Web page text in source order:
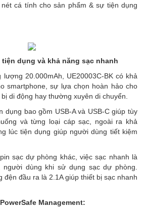
cá tính cho sản phẩm & sự tiện dụng
dụng và khả năng sạc nhanh
20.000mAh, UE20003C-BK có khả
smartphone, sự lựa chọn hoàn hảo cho
di động hay thường xuyên di chuyển.
dụng bao gồm USB-A và USB-C giúp tùy
và từng loại cáp sạc, ngoài ra khả
lúc tiện dụng giúp người dùng tiết kiệm
sạc dự phòng khác, việc sạc nhanh là
người dùng khi sử dụng sạc dự phòng.
đện đầu ra là 2.1A giúp thiết bị sạc nhanh
Management: